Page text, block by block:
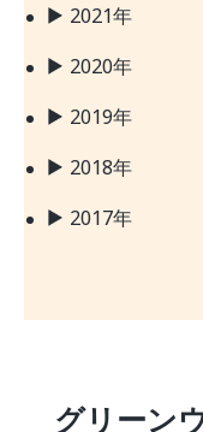
2021年
2020年
2019年
2018年
2017年
グリーン